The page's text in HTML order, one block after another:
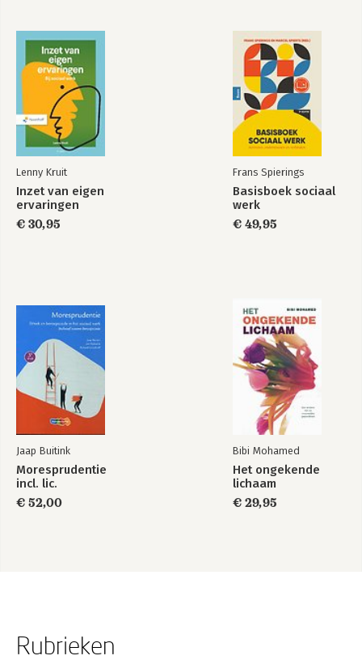
Lenny Kruit
Inzet van eigen
ervaringen
€ 30,95
Frans Spierings
Basisboek sociaal
werk
€ 49,95
Jaap Buitink
Moresprudentie
incl. lic.
€ 52,00
Bibi Mohamed
Het ongekende
lichaam
€ 29,95
Rubrieken